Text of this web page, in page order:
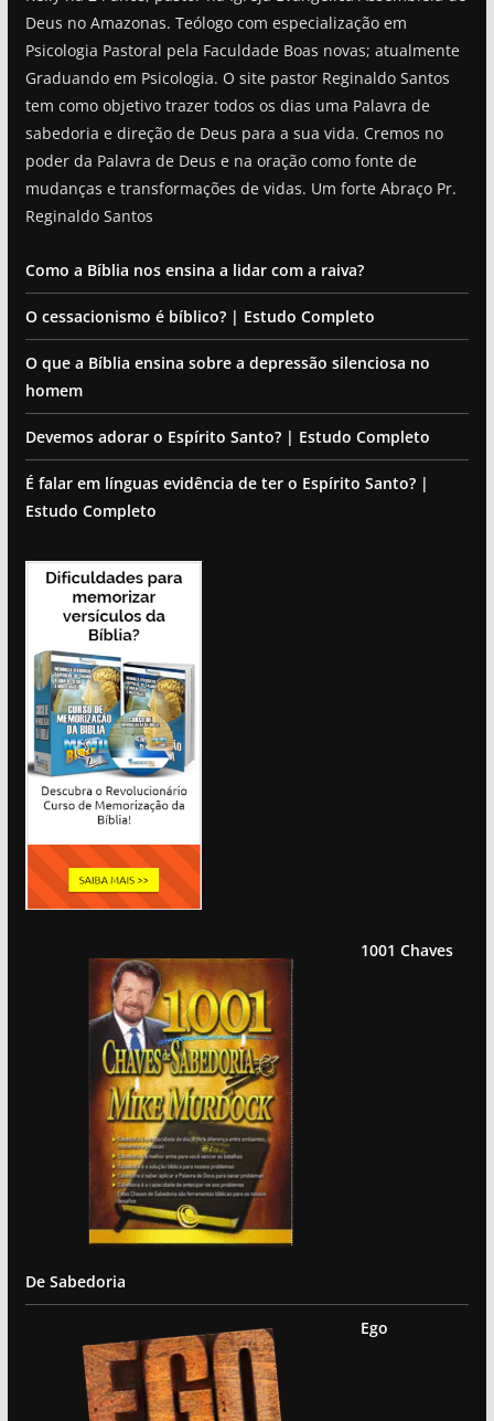
Deus no Amazonas. Teólogo com especialização em
Psicologia Pastoral pela Faculdade Boas novas; atualmente
Graduando em Psicologia. O site pastor Reginaldo Santos
tem como objetivo trazer todos os dias uma Palavra de
sabedoria e direção de Deus para a sua vida. Cremos no
poder da Palavra de Deus e na oração como fonte de
mudanças e transformações de vidas. Um forte Abraço Pr.
Reginaldo Santos
Como a Bíblia nos ensina a lidar com a raiva?
O cessacionismo é bíblico? | Estudo Completo
O que a Bíblia ensina sobre a depressão silenciosa no
homem
Devemos adorar o Espírito Santo? | Estudo Completo
É falar em línguas evidência de ter o Espírito Santo? |
Estudo Completo
1001 Chaves
De Sabedoria
Ego